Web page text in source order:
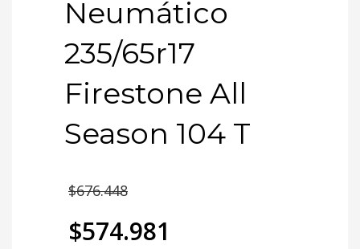
Neumático
235/65r17
Firestone All
Season 104 T
$676.448
precio
$574.981